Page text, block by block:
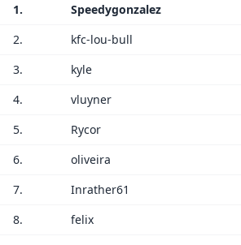
1. Speedygonzalez
2.
kfc-lou-bull
3.
kyle
4.
vluyner
5.
Rycor
6.
oliveira
7.
Inrather61
8.
felix